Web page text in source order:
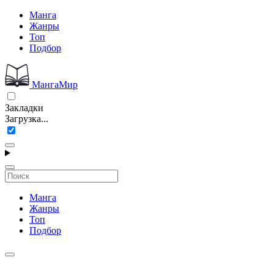
Манга
Жанры
Топ
Подбор
МангаМир
Закладки
Загрузка...
Манга
Жанры
Топ
Подбор